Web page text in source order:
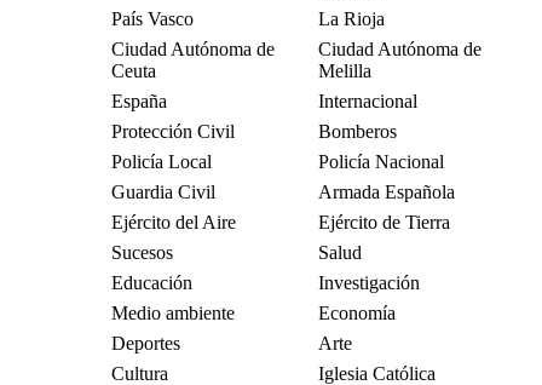
País Vasco
La Rioja
Ciudad Autónoma de
Ceuta
Ciudad Autónoma de
Melilla
España
Internacional
Protección Civil
Bomberos
Policía Local
Policía Nacional
Guardia Civil
Armada Española
Ejército del Aire
Ejército de Tierra
Sucesos
Salud
Educación
Investigación
Medio ambiente
Economía
Deportes
Arte
Cultura
Iglesia Católica